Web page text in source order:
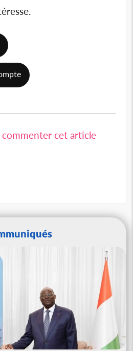
commenter cet article